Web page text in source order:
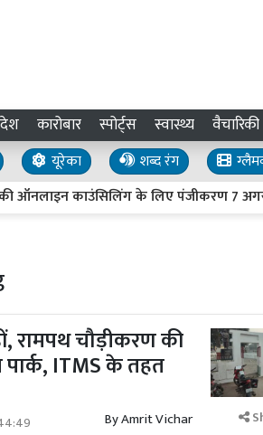
कारोबार स्पोर्ट्स स्वास्थ्य वैचारिकी
यूरेका शब्द रंग
काउंसिलिंग के लिए पंजीकरण 7 अगस्त से
रामपथ चौड़ीकरण की
ITMS के तहत
ByAmrit Vichar